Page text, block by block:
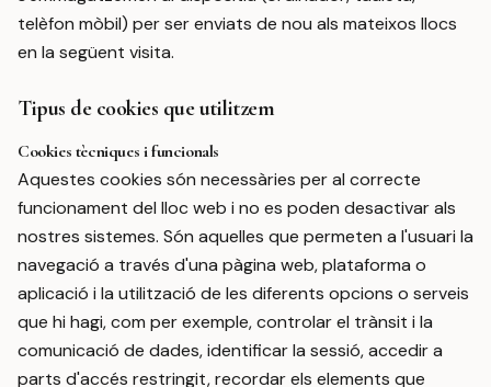
telèfon mòbil) per ser enviats de nou als mateixos llocs
en la següent visita.
Tipus de cookies que utilitzem
Cookies tècniques i funcionals
Aquestes cookies són necessàries per al correcte
funcionament del lloc web i no es poden desactivar als
nostres sistemes. Són aquelles que permeten a l'usuari la
navegació a través d'una pàgina web, plataforma o
aplicació i la utilització de les diferents opcions o serveis
que hi hagi, com per exemple, controlar el trànsit i la
comunicació de dades, identificar la sessió, accedir a
parts d'accés restringit, recordar els elements que